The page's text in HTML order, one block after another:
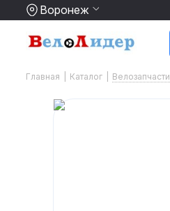
Воронеж
Главная Каталог Велозапчасти